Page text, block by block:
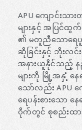
APU ကျောင်းသ
များနှင့် အပြင်ထွက်
၏ မတူညီသောရေပူ
ဆိုခြင်းနှင့် ဘိုးလ
အနားယူနိုင်သည့် န
များကို မြို့အနှံ့ န
သော်လည်း APU
ရေပန်းစားသော န
ဝိုက်တွင် စုစည်းထ